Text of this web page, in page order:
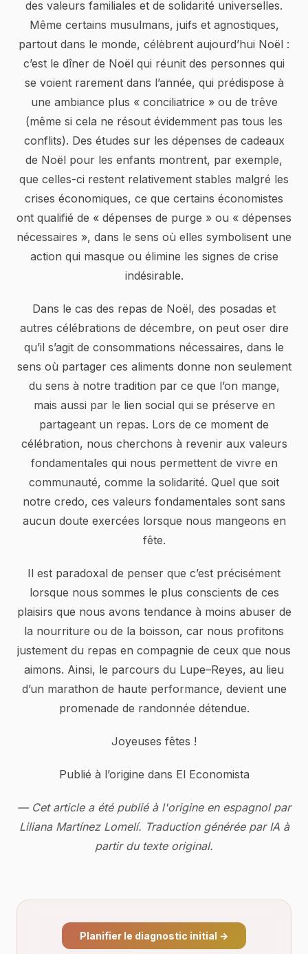
des valeurs familiales et de solidarité universelles.
Même certains musulmans, juifs et agnostiques,
partout dans le monde, célèbrent aujourd’hui Noël :
c’est le dîner de Noël qui réunit des personnes qui
se voient rarement dans l’année, qui prédispose à
une ambiance plus « conciliatrice » ou de trêve
(même si cela ne résout évidemment pas tous les
conflits). Des études sur les dépenses de cadeaux
de Noël pour les enfants montrent, par exemple,
que celles-ci restent relativement stables malgré les
crises économiques, ce que certains économistes
ont qualifié de « dépenses de purge » ou « dépenses
nécessaires », dans le sens où elles symbolisent une
action qui masque ou élimine les signes de crise
indésirable.
Dans le cas des repas de Noël, des posadas et
autres célébrations de décembre, on peut oser dire
qu’il s’agit de consommations nécessaires, dans le
sens où partager ces aliments donne non seulement
du sens à notre tradition par ce que l’on mange,
mais aussi par le lien social qui se préserve en
partageant un repas. Lors de ce moment de
célébration, nous cherchons à revenir aux valeurs
fondamentales qui nous permettent de vivre en
communauté, comme la solidarité. Quel que soit
notre credo, ces valeurs fondamentales sont sans
aucun doute exercées lorsque nous mangeons en
fête.
Il est paradoxal de penser que c’est précisément
lorsque nous sommes le plus conscients de ces
plaisirs que nous avons tendance à moins abuser de
la nourriture ou de la boisson, car nous profitons
justement du repas en compagnie de ceux que nous
aimons. Ainsi, le parcours du Lupe–Reyes, au lieu
d’un marathon de haute performance, devient une
promenade de randonnée détendue.
Joyeuses fêtes !
Publié à l’origine dans El Economista
— Cet article a été publié à l'origine en espagnol par
Liliana Martínez Lomelí. Traduction générée par IA à
partir du texte original.
Planifier le diagnostic initial →